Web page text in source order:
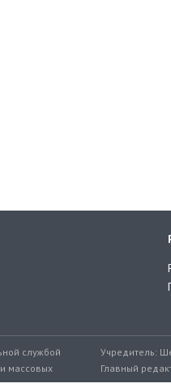
службой
массовых
Учредитель:
Главный